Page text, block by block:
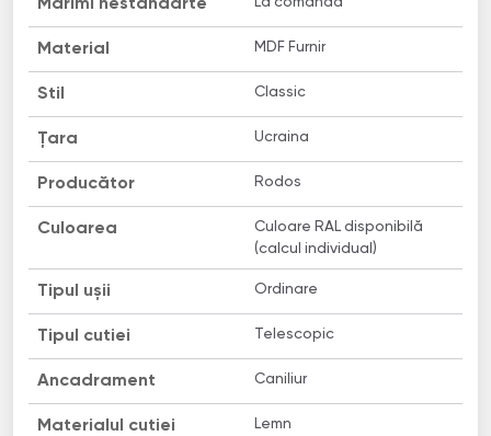
Marimi nestandarte
Material MDF Furnir
Stil Classic
Țara Ucraina
Producător Rodos
Culoarea
Culoare RAL disponibilă
(calcul individual)
Tipul ușii Ordinare
Tipul cutiei Telescopic
Ancadrament Caniliur
Materialul cutiei Lemn